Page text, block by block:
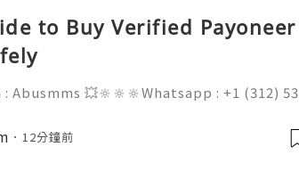
to Buy Verified Payoneer
Abusmms 💥🔆🔆🔆Whatsapp : +1 (312) 53
💥🔆🔆🔆 Signal : +1 (682) 474-9468
12分鐘前